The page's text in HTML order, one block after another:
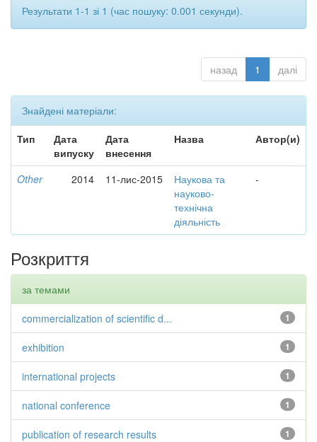
Результати 1-1 зі 1 (час пошуку: 0.001 секунди).
назад 1 далі
Знайдені матеріали:
Тип
Дата
випуску
Дата
внесення
Назва Автор(и)
Other 2014 11-лис-2015
Наукова та
науково-
технічна
діяльність
-
Розкриття
за темами
1
commercialization of scientific d...
1
exhibition
1
international projects
1
national conference
1
publication of research results